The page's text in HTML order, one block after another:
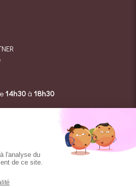
14h30 à 18h30
par Simplébo